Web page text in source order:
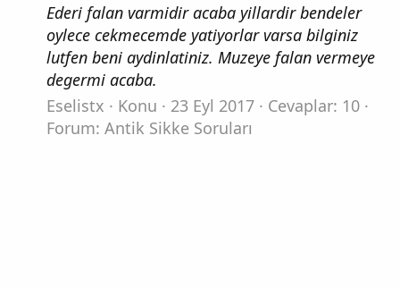
Ederi falan varmidir acaba yillardir bendeler
oylece cekmecemde yatiyorlar varsa bilginiz
lutfen beni aydinlatiniz. Muzeye falan vermeye
degermi acaba.
Eselistx
Konu 23 Eyl 2017
Cevaplar: 10
Forum: Antik Sikke Soruları